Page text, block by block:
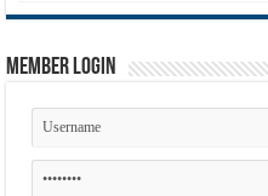
Member Login